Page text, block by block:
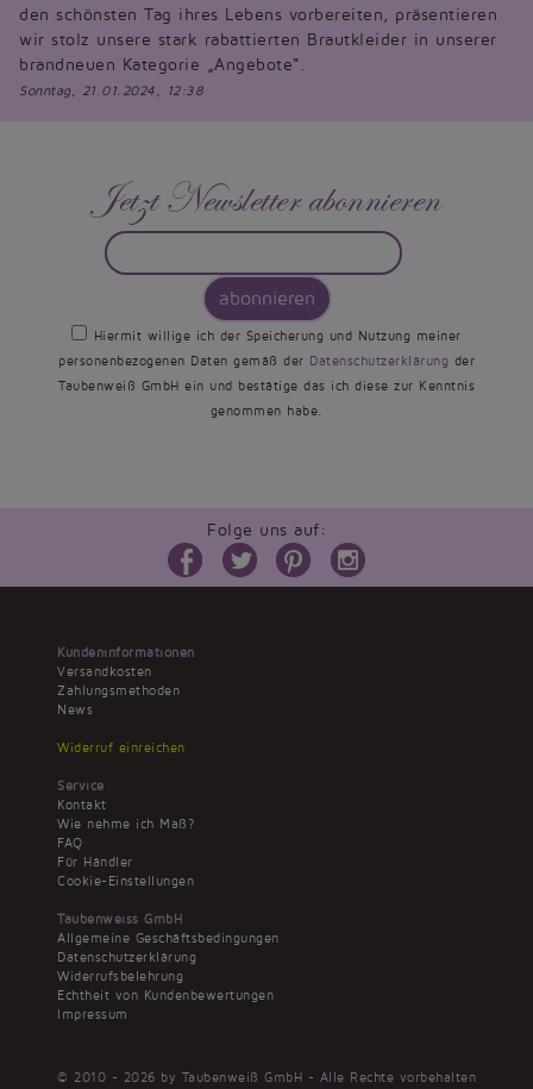
den schönsten Tag ihres Lebens vorbereiten, präsentieren
wir stolz unsere stark rabattierten Brautkleider in unserer
brandneuen Kategorie „Angebote“.
Sonntag, 21.01.2024, 12:38
Jetzt Newsletter abonnieren
abonnieren
Hiermit willige ich der Speicherung und Nutzung meiner
personenbezogenen Daten gemäß der Datenschutzerklärung der
Taubenweiß GmbH ein und bestätige das ich diese zur Kenntnis
genommen habe.
Folge uns auf:
Kundeninformationen
Versandkosten
Zahlungsmethoden
News
Widerruf einreichen
Service
Kontakt
Wie nehme ich Maß?
FAQ
Für Händler
Cookie-Einstellungen
Taubenweiss GmbH
Allgemeine Geschäftsbedingungen
Datenschutzerklärung
Widerrufsbelehrung
Echtheit von Kundenbewertungen
Impressum
© 2010 - 2026 by Taubenweiß GmbH - Alle Rechte vorbehalten